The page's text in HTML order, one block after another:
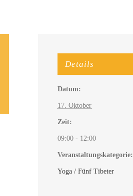
Details
Datum:
17. Oktober
Zeit:
09:00 - 12:00
Veranstaltungskategorie:
Yoga / Fünf Tibeter